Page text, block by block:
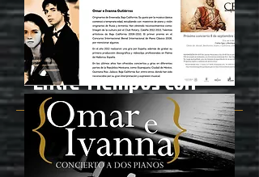
Entre Tiempos con
Música Clásica
14 de Mayo 2016